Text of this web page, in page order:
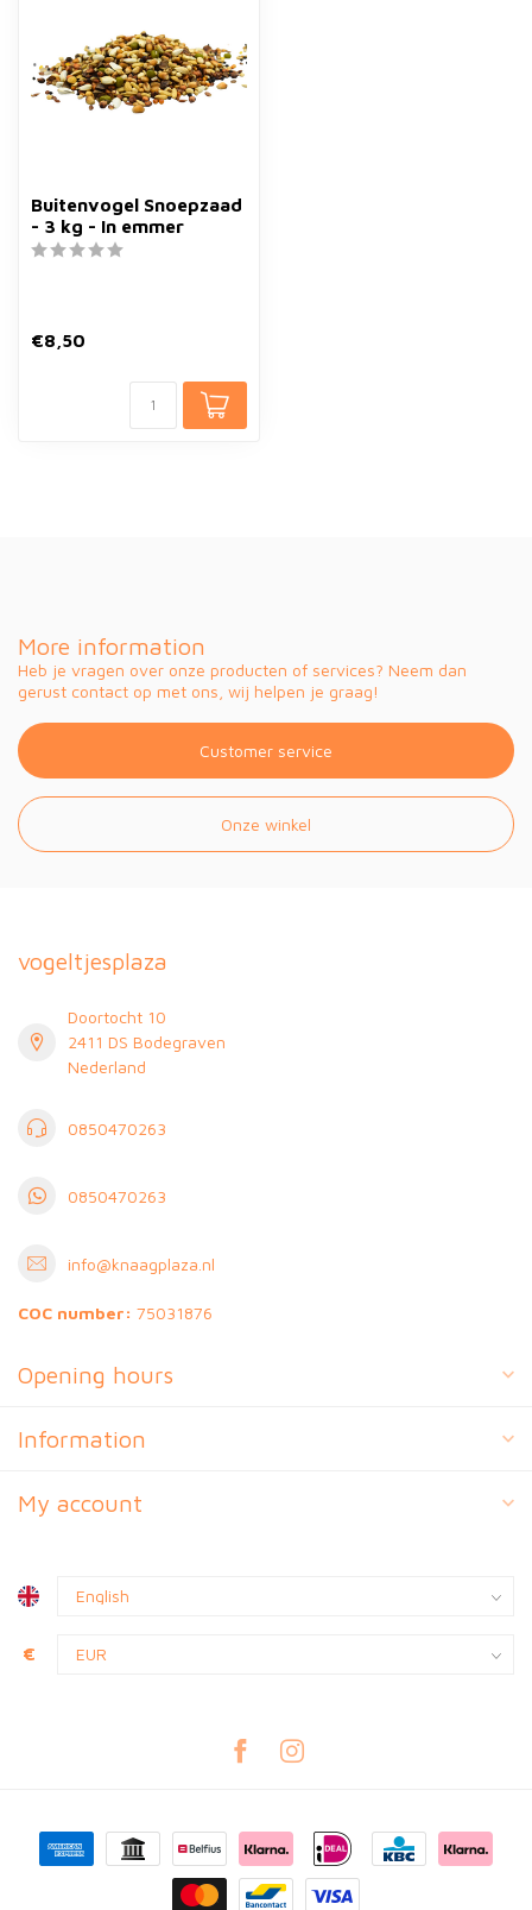
Buitenvogel Snoepzaad
- 3 kg - In emmer
€8,50
More information
Heb je vragen over onze producten of services? Neem dan
gerust contact op met ons, wij helpen je graag!
Customer service
Onze winkel
vogeltjesplaza
Doortocht 10
2411 DS Bodegraven
Nederland
0850470263
0850470263
info@knaagplaza.nl
COC number: 75031876
Opening hours
Information
My account
€